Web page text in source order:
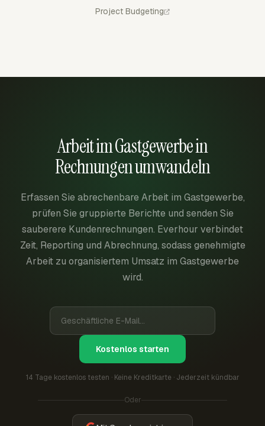
Project Budgeting
Arbeit im Gastgewerbe in
Rechnungen umwandeln
Erfassen Sie abrechenbare Arbeit im Gastgewerbe,
prüfen Sie gruppierte Berichte und senden Sie
sauberere Kundenrechnungen. Everhour verbindet
Zeit, Reporting und Abrechnung, sodass genehmigte
Arbeit zu organisiertem Umsatz im Gastgewerbe
wird.
Kostenlos starten
14 Tage kostenlos testen · Keine Kreditkarte · Jederzeit kündbar
Oder